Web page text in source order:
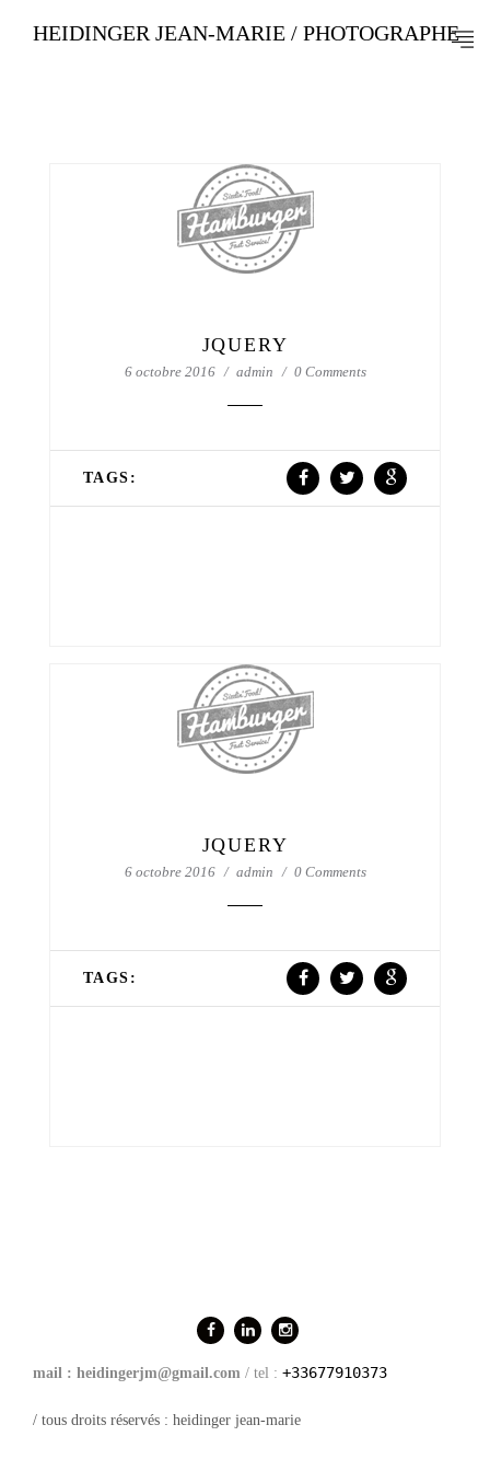
HEIDINGER JEAN-MARIE / PHOTOGRAPHE
JQUERY
6 octobre 2016 admin 0 Comments
TAGS:
JQUERY
6 octobre 2016 admin 0 Comments
TAGS:
mail : heidingerjm@gmail.com / tel : +33677910373
/ tous droits réservés : heidinger jean-marie